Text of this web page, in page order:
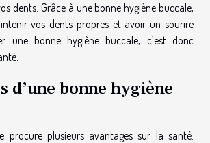
dents. Grâce à une bonne hygiène buccale,
vos dents propres et avoir un sourire
une bonne hygiène buccale, c’est donc
d’une bonne hygiène
procure plusieurs avantages sur la santé.